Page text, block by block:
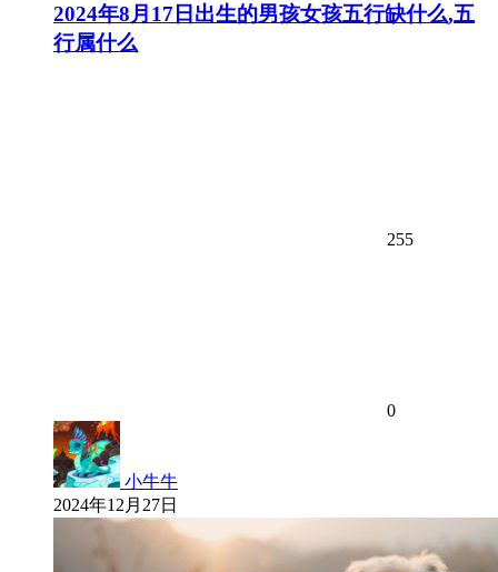
2024年8月17日出生的男孩女孩五行缺什么,五
行属什么
255
0
小牛牛
2024年12月27日